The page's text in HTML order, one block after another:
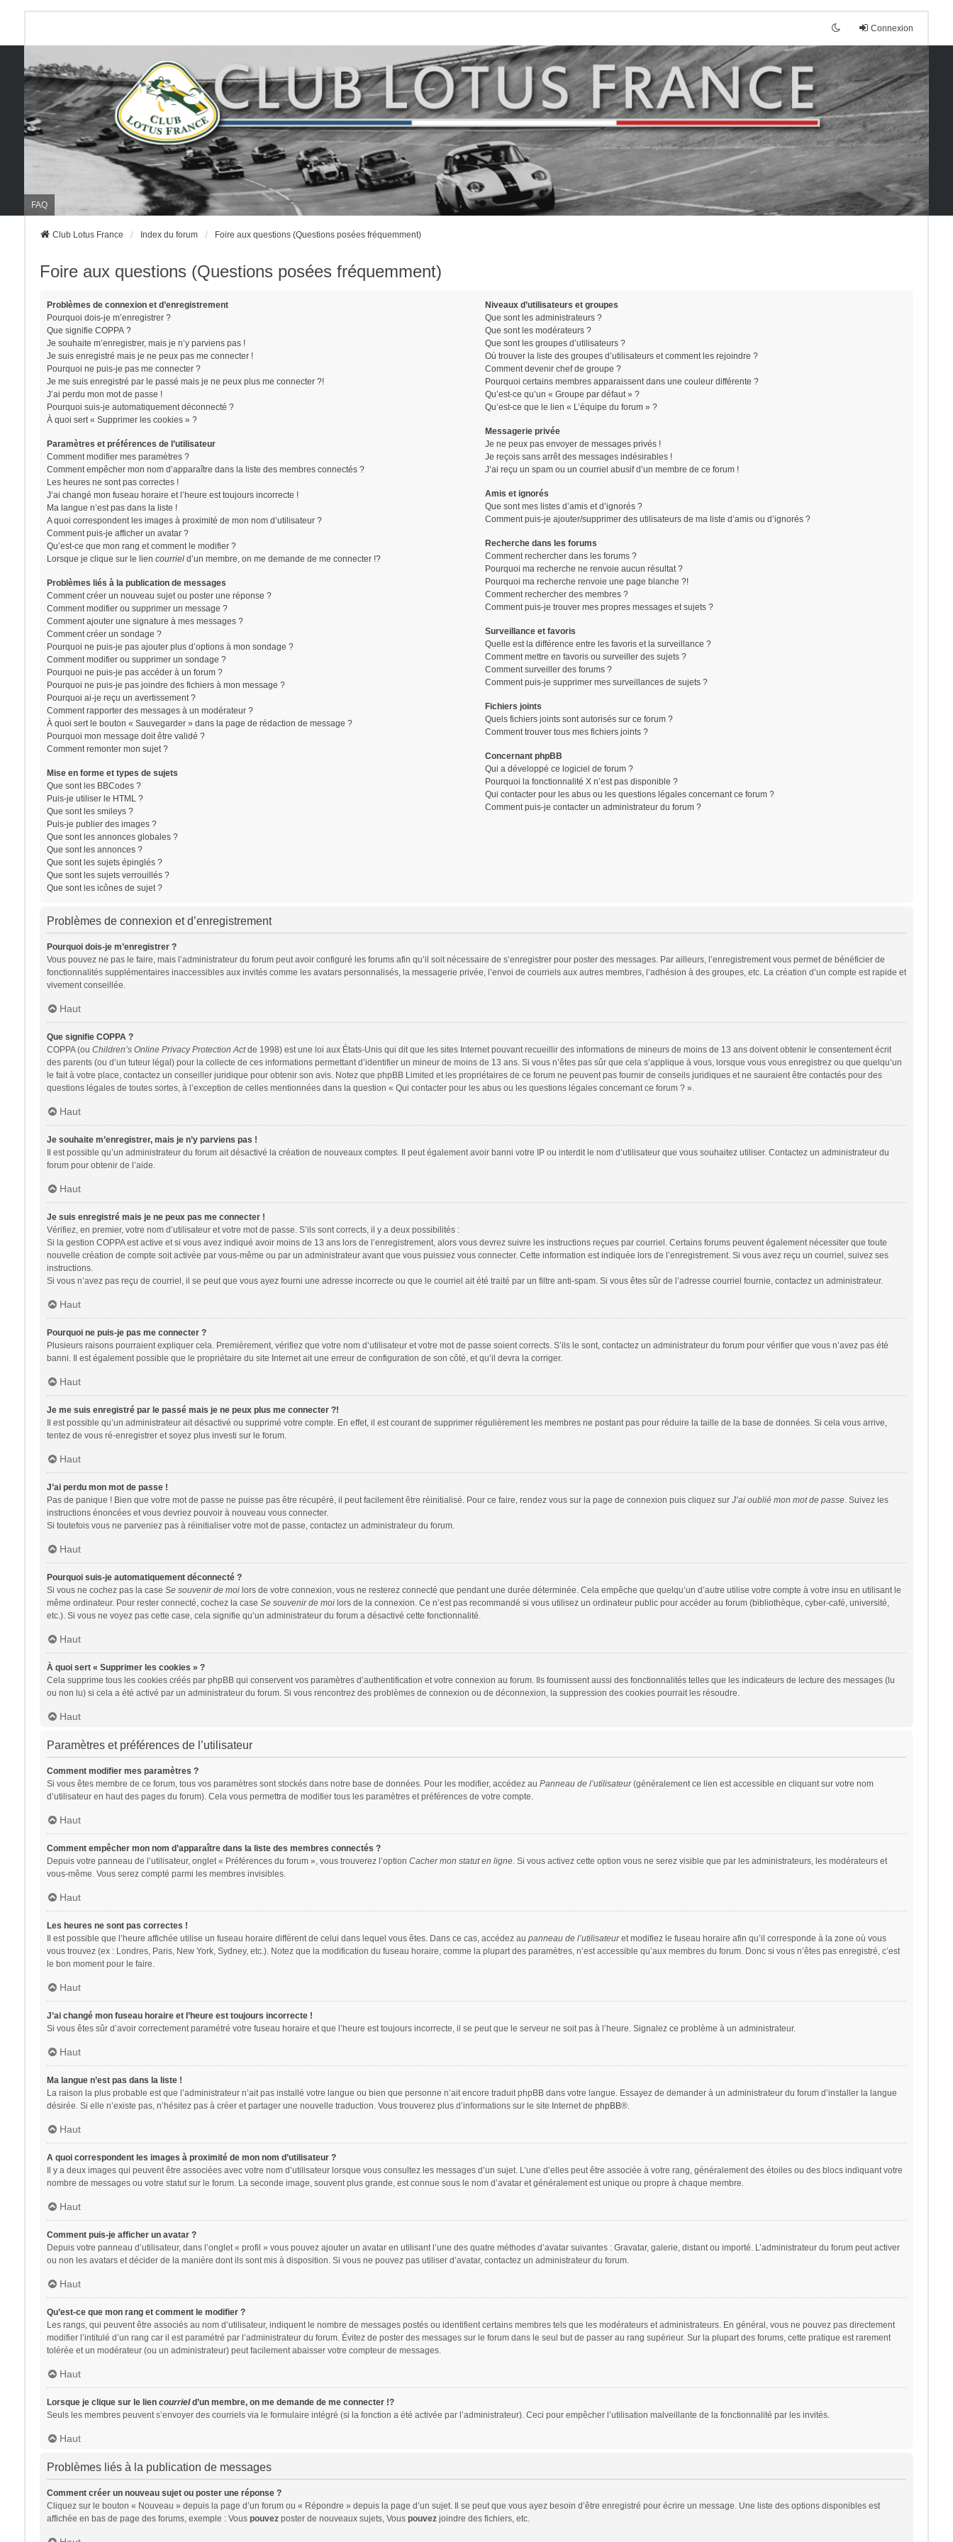
Connexion
FAQ
Club Lotus France Index du forum Foire aux questions (Questions posées fréquemment)
Foire aux questions (Questions posées fréquemment)
Problèmes de connexion et d’enregistrement
Pourquoi dois-je m’enregistrer ?
Que signifie COPPA ?
Je souhaite m’enregistrer, mais je n’y parviens pas !
Je suis enregistré mais je ne peux pas me connecter !
Pourquoi ne puis-je pas me connecter ?
Je me suis enregistré par le passé mais je ne peux plus me connecter ?!
J’ai perdu mon mot de passe !
Pourquoi suis-je automatiquement déconnecté ?
À quoi sert « Supprimer les cookies » ?
Paramètres et préférences de l’utilisateur
Comment modifier mes paramètres ?
Comment empêcher mon nom d’apparaître dans la liste des membres connectés ?
Les heures ne sont pas correctes !
J’ai changé mon fuseau horaire et l’heure est toujours incorrecte !
Ma langue n’est pas dans la liste !
A quoi correspondent les images à proximité de mon nom d’utilisateur ?
Comment puis-je afficher un avatar ?
Qu’est-ce que mon rang et comment le modifier ?
Lorsque je clique sur le lien courrield’un membre, on me demande de me connecter !?
Problèmes liés à la publication de messages
Comment créer un nouveau sujet ou poster une réponse ?
Comment modifier ou supprimer un message ?
Comment ajouter une signature à mes messages ?
Comment créer un sondage ?
Pourquoi ne puis-je pas ajouter plus d’options à mon sondage ?
Comment modifier ou supprimer un sondage ?
Pourquoi ne puis-je pas accéder à un forum ?
Pourquoi ne puis-je pas joindre des fichiers à mon message ?
Pourquoi ai-je reçu un avertissement ?
Comment rapporter des messages à un modérateur ?
À quoi sert le bouton « Sauvegarder » dans la page de rédaction de message ?
Pourquoi mon message doit être validé ?
Comment remonter mon sujet ?
Mise en forme et types de sujets
Que sont les BBCodes ?
Puis-je utiliser le HTML ?
Que sont les smileys ?
Puis-je publier des images ?
Que sont les annonces globales ?
Que sont les annonces ?
Que sont les sujets épinglés ?
Que sont les sujets verrouillés ?
Que sont les icônes de sujet ?
Niveaux d’utilisateurs et groupes
Que sont les administrateurs ?
Que sont les modérateurs ?
Que sont les groupes d’utilisateurs ?
Où trouver la liste des groupes d’utilisateurs et comment les rejoindre ?
Comment devenir chef de groupe ?
Pourquoi certains membres apparaissent dans une couleur différente ?
Qu’est-ce qu’un « Groupe par défaut » ?
Qu’est-ce que le lien « L’équipe du forum » ?
Messagerie privée
Je ne peux pas envoyer de messages privés !
Je reçois sans arrêt des messages indésirables !
J’ai reçu un spam ou un courriel abusif d’un membre de ce forum !
Amis et ignorés
Que sont mes listes d’amis et d’ignorés ?
Comment puis-je ajouter/supprimer des utilisateurs de ma liste d’amis ou d’ignorés ?
Recherche dans les forums
Comment rechercher dans les forums ?
Pourquoi ma recherche ne renvoie aucun résultat ?
Pourquoi ma recherche renvoie une page blanche ?!
Comment rechercher des membres ?
Comment puis-je trouver mes propres messages et sujets ?
Surveillance et favoris
Quelle est la différence entre les favoris et la surveillance ?
Comment mettre en favoris ou surveiller des sujets ?
Comment surveiller des forums ?
Comment puis-je supprimer mes surveillances de sujets ?
Fichiers joints
Quels fichiers joints sont autorisés sur ce forum ?
Comment trouver tous mes fichiers joints ?
Concernant phpBB
Qui a développé ce logiciel de forum ?
Pourquoi la fonctionnalité X n’est pas disponible ?
Qui contacter pour les abus ou les questions légales concernant ce forum ?
Comment puis-je contacter un administrateur du forum ?
Problèmes de connexion et d’enregistrement
Pourquoi dois-je m’enregistrer ?
Vous pouvez ne pas le faire, mais l’administrateur du forum peut avoir configuré les forums afin qu’il soit nécessaire de s’enregistrer pour poster des messages. Par ailleurs, l’enregistrement vous permet de bénéficier de
fonctionnalités supplémentaires inaccessibles aux invités comme les avatars personnalisés, la messagerie privée, l’envoi de courriels aux autres membres, l’adhésion à des groupes, etc. La création d’un compte est rapide et
vivement conseillée.
Haut
Que signifie COPPA ?
COPPA (ou Children’s Online Privacy Protection Actde 1998) est une loi aux États-Unis qui dit que les sites Internet pouvant recueillir des informations de mineurs de moins de 13 ans doivent obtenir le consentement écrit
des parents (ou d’un tuteur légal) pour la collecte de ces informations permettant d’identifier un mineur de moins de 13 ans. Si vous n’êtes pas sûr que cela s’applique à vous, lorsque vous vous enregistrez ou que quelqu’un
le fait à votre place, contactez un conseiller juridique pour obtenir son avis. Notez que phpBB Limited et les propriétaires de ce forum ne peuvent pas fournir de conseils juridiques et ne sauraient être contactés pour des
questions légales de toutes sortes, à l’exception de celles mentionnées dans la question « Qui contacter pour les abus ou les questions légales concernant ce forum ? ».
Haut
Je souhaite m’enregistrer, mais je n’y parviens pas !
Il est possible qu’un administrateur du forum ait désactivé la création de nouveaux comptes. Il peut également avoir banni votre IP ou interdit le nom d’utilisateur que vous souhaitez utiliser. Contactez un administrateur du
forum pour obtenir de l’aide.
Haut
Je suis enregistré mais je ne peux pas me connecter !
Vérifiez, en premier, votre nom d’utilisateur et votre mot de passe. S’ils sont corrects, il y a deux possibilités :
Si la gestion COPPA est active et si vous avez indiqué avoir moins de 13 ans lors de l’enregistrement, alors vous devrez suivre les instructions reçues par courriel. Certains forums peuvent également nécessiter que toute
nouvelle création de compte soit activée par vous-même ou par un administrateur avant que vous puissiez vous connecter. Cette information est indiquée lors de l’enregistrement. Si vous avez reçu un courriel, suivez ses
instructions.
Si vous n’avez pas reçu de courriel, il se peut que vous ayez fourni une adresse incorrecte ou que le courriel ait été traité par un filtre anti-spam. Si vous êtes sûr de l’adresse courriel fournie, contactez un administrateur.
Haut
Pourquoi ne puis-je pas me connecter ?
Plusieurs raisons pourraient expliquer cela. Premièrement, vérifiez que votre nom d’utilisateur et votre mot de passe soient corrects. S’ils le sont, contactez un administrateur du forum pour vérifier que vous n’avez pas été
banni. Il est également possible que le propriétaire du site Internet ait une erreur de configuration de son côté, et qu’il devra la corriger.
Haut
Je me suis enregistré par le passé mais je ne peux plus me connecter ?!
Il est possible qu’un administrateur ait désactivé ou supprimé votre compte. En effet, il est courant de supprimer régulièrement les membres ne postant pas pour réduire la taille de la base de données. Si cela vous arrive,
tentez de vous ré-enregistrer et soyez plus investi sur le forum.
Haut
J’ai perdu mon mot de passe !
Pas de panique ! Bien que votre mot de passe ne puisse pas être récupéré, il peut facilement être réinitialisé. Pour ce faire, rendez vous sur la page de connexion puis cliquez sur J’ai oublié mon mot de passe. Suivez les
instructions énoncées et vous devriez pouvoir à nouveau vous connecter.
Si toutefois vous ne parveniez pas à réinitialiser votre mot de passe, contactez un administrateur du forum.
Haut
Pourquoi suis-je automatiquement déconnecté ?
Si vous ne cochez pas la case Se souvenir de moilors de votre connexion, vous ne resterez connecté que pendant une durée déterminée. Cela empêche que quelqu’un d’autre utilise votre compte à votre insu en utilisant le
même ordinateur. Pour rester connecté, cochez la case Se souvenir de moilors de la connexion. Ce n’est pas recommandé si vous utilisez un ordinateur public pour accéder au forum (bibliothèque, cyber-café, université,
etc.). Si vous ne voyez pas cette case, cela signifie qu’un administrateur du forum a désactivé cette fonctionnalité.
Haut
À quoi sert « Supprimer les cookies » ?
Cela supprime tous les cookies créés par phpBB qui conservent vos paramètres d’authentification et votre connexion au forum. Ils fournissent aussi des fonctionnalités telles que les indicateurs de lecture des messages (lu
ou non lu) si cela a été activé par un administrateur du forum. Si vous rencontrez des problèmes de connexion ou de déconnexion, la suppression des cookies pourrait les résoudre.
Haut
Paramètres et préférences de l’utilisateur
Comment modifier mes paramètres ?
Si vous êtes membre de ce forum, tous vos paramètres sont stockés dans notre base de données. Pour les modifier, accédez au Panneau de l’utilisateur(généralement ce lien est accessible en cliquant sur votre nom
d’utilisateur en haut des pages du forum). Cela vous permettra de modifier tous les paramètres et préférences de votre compte.
Haut
Comment empêcher mon nom d’apparaître dans la liste des membres connectés ?
Depuis votre panneau de l’utilisateur, onglet « Préférences du forum », vous trouverez l’option Cacher mon statut en ligne. Si vous activez cette option vous ne serez visible que par les administrateurs, les modérateurs et
vous-même. Vous serez compté parmi les membres invisibles.
Haut
Les heures ne sont pas correctes !
Il est possible que l’heure affichée utilise un fuseau horaire différent de celui dans lequel vous êtes. Dans ce cas, accédez au panneau de l’utilisateuret modifiez le fuseau horaire afin qu’il corresponde à la zone où vous
vous trouvez (ex : Londres, Paris, New York, Sydney, etc.). Notez que la modification du fuseau horaire, comme la plupart des paramètres, n’est accessible qu’aux membres du forum. Donc si vous n’êtes pas enregistré, c’est
le bon moment pour le faire.
Haut
J’ai changé mon fuseau horaire et l’heure est toujours incorrecte !
Si vous êtes sûr d’avoir correctement paramétré votre fuseau horaire et que l’heure est toujours incorrecte, il se peut que le serveur ne soit pas à l’heure. Signalez ce problème à un administrateur.
Haut
Ma langue n’est pas dans la liste !
La raison la plus probable est que l’administrateur n’ait pas installé votre langue ou bien que personne n’ait encore traduit phpBB dans votre langue. Essayez de demander à un administrateur du forum d’installer la langue
désirée. Si elle n’existe pas, n’hésitez pas à créer et partager une nouvelle traduction. Vous trouverez plus d’informations sur le site Internet de phpBB®.
Haut
A quoi correspondent les images à proximité de mon nom d’utilisateur ?
Il y a deux images qui peuvent être associées avec votre nom d’utilisateur lorsque vous consultez les messages d’un sujet. L’une d’elles peut être associée à votre rang, généralement des étoiles ou des blocs indiquant votre
nombre de messages ou votre statut sur le forum. La seconde image, souvent plus grande, est connue sous le nom d’avatar et généralement est unique ou propre à chaque membre.
Haut
Comment puis-je afficher un avatar ?
Depuis votre panneau d’utilisateur, dans l’onglet « profil » vous pouvez ajouter un avatar en utilisant l’une des quatre méthodes d’avatar suivantes : Gravatar, galerie, distant ou importé. L’administrateur du forum peut activer
ou non les avatars et décider de la manière dont ils sont mis à disposition. Si vous ne pouvez pas utiliser d’avatar, contactez un administrateur du forum.
Haut
Qu’est-ce que mon rang et comment le modifier ?
Les rangs, qui peuvent être associés au nom d’utilisateur, indiquent le nombre de messages postés ou identifient certains membres tels que les modérateurs et administrateurs. En général, vous ne pouvez pas directement
modifier l’intitulé d’un rang car il est paramétré par l’administrateur du forum. Évitez de poster des messages sur le forum dans le seul but de passer au rang supérieur. Sur la plupart des forums, cette pratique est rarement
tolérée et un modérateur (ou un administrateur) peut facilement abaisser votre compteur de messages.
Haut
Lorsque je clique sur le lien courrield’un membre, on me demande de me connecter !?
Seuls les membres peuvent s’envoyer des courriels via le formulaire intégré (si la fonction a été activée par l’administrateur). Ceci pour empêcher l’utilisation malveillante de la fonctionnalité par les invités.
Haut
Problèmes liés à la publication de messages
Comment créer un nouveau sujet ou poster une réponse ?
Cliquez sur le bouton « Nouveau » depuis la page d’un forum ou « Répondre » depuis la page d’un sujet. Il se peut que vous ayez besoin d’être enregistré pour écrire un message. Une liste des options disponibles est
affichée en bas de page des forums, exemple : Vous pouvezposter de nouveaux sujets, Vous pouvezjoindre des fichiers, etc.